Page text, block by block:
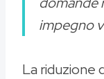
impegno
La riduzione